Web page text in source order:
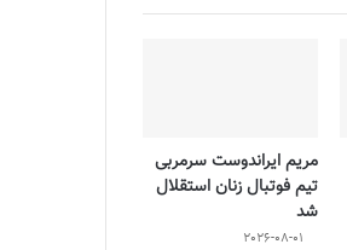
مریم ایراندوست سرمربی
تیم فوتبال زنان استقلال
شد
2026-08-01